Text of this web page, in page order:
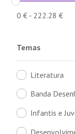
0 €- 222.28 €
Temas
Literatura
Banda
Infantis e